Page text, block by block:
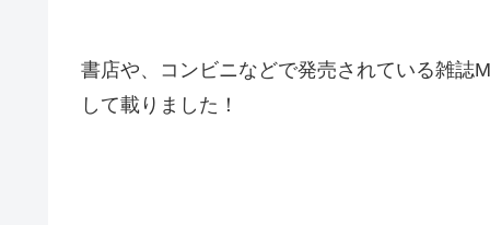
書店や、コンビニなどで発売されている雑誌
して載りました！